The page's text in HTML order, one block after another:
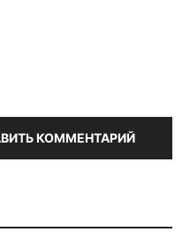
КОММЕНТАРИЙ